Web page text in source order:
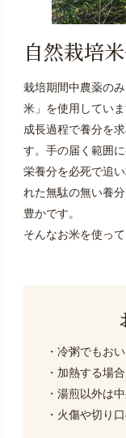
自然栽培
栽培期間中農薬の
米」を使用していま
成長過程で養分を
す。手の届く範囲
栄養分を必死で追
れた無駄の無い養
豊かです。
そんなお米を使っ
・冷粥でもお
・加熱する場
・湯煎以外は
・火傷や切り